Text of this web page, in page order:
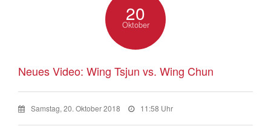
20
Oktober
Neues Video: Wing Tsjun vs. Wing Chun
Samstag, 20. Oktober 2018 11:58 Uhr